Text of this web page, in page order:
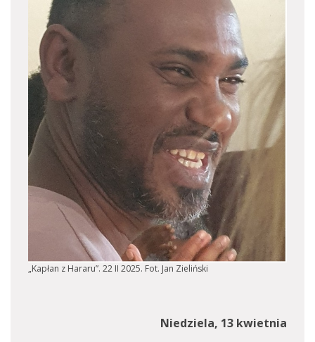
„Kapłan z Hararu”. 22 II 2025. Fot. Jan Zieliński
Niedziela, 13 kwietnia